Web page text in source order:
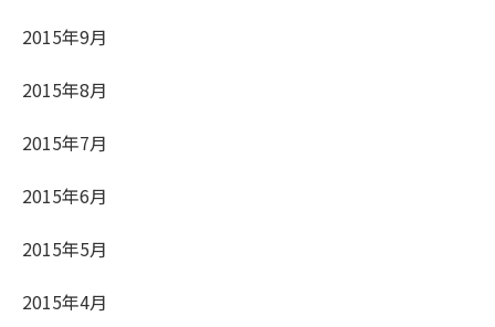
2015年9月
2015年8月
2015年7月
2015年6月
2015年5月
2015年4月